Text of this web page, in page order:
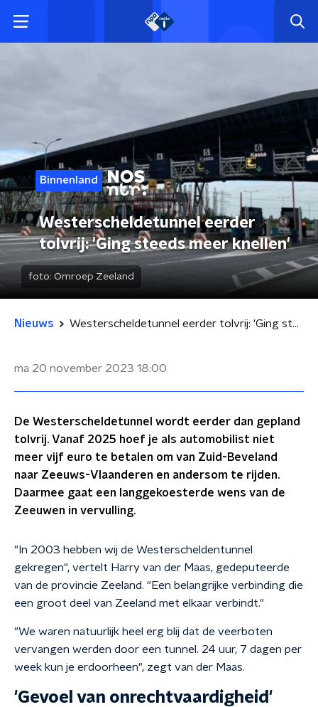
Binnenland
Westerscheldetunnel eerder
tolvrij: 'Ging steeds meer knellen'
foto: Omroep Zeeland
Nieuws Westerscheldetunnel eerder tolvrij: 'Ging steeds meer knellen'
ma 20 november 2023 18:00
De Westerscheldetunnel wordt eerder dan gepland
tolvrij. Vanaf 2025 hoef je als automobilist niet
meer vijf euro te betalen om van Zuid-Beveland
naar Zeeuws-Vlaanderen en andersom te rijden.
Daarmee gaat een langgekoesterde wens van de
Zeeuwen in vervulling.
"In 2003 hebben wij de Westerscheldentunnel
gekregen", vertelt Harry van der Maas, gedeputeerde
van de provincie Zeeland. "Een belangrijke verbinding die
een groot deel van Zeeland met elkaar verbindt."
"We waren natuurlijk heel erg blij dat de veerboten
vervangen werden door een tunnel. 24 uur, 7 dagen per
week kun je erdoorheen", zegt van der Maas.
'Gevoel van onrechtvaardigheid'